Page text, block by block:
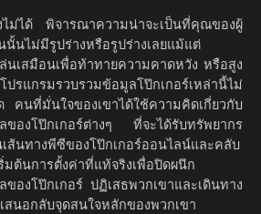
งไม่ได้ พิจารณาความน่าจะเป็นที่คุณของผู้
นไม่มีรูปร่างหรือรูปร่างเลยแม้แต่
นเสมือนเพื่อท้าทายความคาดหวัง หรือสูง
แกรมรวบรวมข้อมูลโป๊กเกอร์เหล่านี้ไม่
นที่มั่นใจของเขาได้ใช้ความคิดเกี่ยวกับ
ของโป๊กเกอร์ต่างๆ ที่จะได้รับทรัพยากร
ส้นทางพีซีของโป๊กเกอร์ออนไลน์และคลับ
มต้นการตั้งค่าที่แท้จริงเพื่อปิดผนึก
องโป๊กเกอร์ ปฏิเสธพวกเขาและเดินทาง
สนอกลับจุดสนใจหลักของพวกเขา